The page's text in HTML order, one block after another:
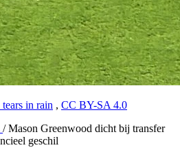
in rain , CC BY-SA 4.0
/ Mason Greenwood dicht bij transfer
geschil